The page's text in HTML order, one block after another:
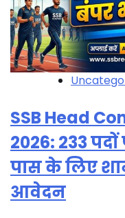
SSB Head
2026: 233 पदों
पास के लिए
आवेदन